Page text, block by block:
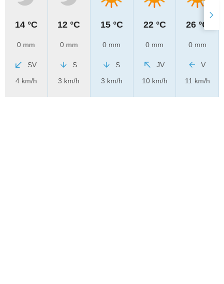
14 °C
0 mm
SV
4 km/h
12 °C
0 mm
S
3 km/h
15 °C
0 mm
S
3 km/h
22 °C
0 mm
JV
10 km/h
26 °C
0 mm
V
11 km/h